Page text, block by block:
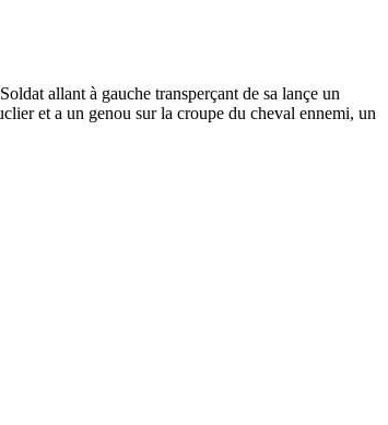
allant à gauche transperçant de sa lançe un
et a un genou sur la croupe du cheval ennemi, un